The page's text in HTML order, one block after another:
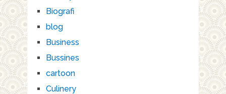
Biografi
blog
Business
Bussines
cartoon
Culinery